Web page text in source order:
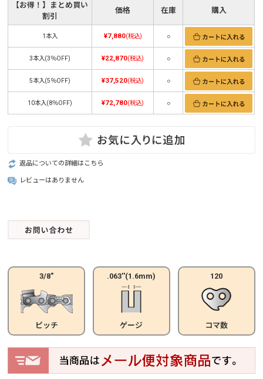
【お得！】まとめ買い
割引
価格 在庫 購入
1本入 ¥7,880(税込) ○
3本入(3％OFF) ¥22,870(税込) ○
5本入(5％OFF) ¥37,520(税込) ○
10本入(8％OFF) ¥72,780(税込) ○
返品についての詳細はこちら
レビューはありません
3/8"
ピッチ
.063''(1.6mm)
ゲージ
120
コマ数